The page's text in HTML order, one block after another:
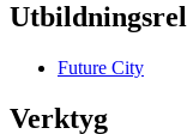
Future City
Verktyg